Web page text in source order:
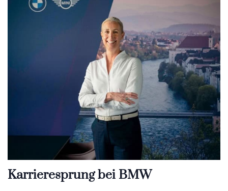
Karrieresprung bei BMW